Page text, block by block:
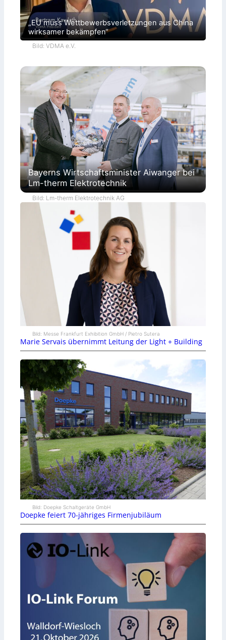
„EU muss Wettbewerbsverletzungen aus China
wirksamer bekämpfen“
Bild: VDMA e.V.
Bayerns Wirtschaftsminister Aiwanger bei
Lm-therm Elektrotechnik
Bild: Lm-therm Elektrotechnik AG
Bild: Messe Frankfurt Exhibition GmbH / Pietro Sutera
Marie Servais übernimmt Leitung der Light + Building
Bild: Doepke Schaltgeräte GmbH
Doepke feiert 70-jähriges Firmenjubiläum